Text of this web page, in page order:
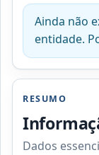
Ainda não
entidade.
RESUMO
Dados